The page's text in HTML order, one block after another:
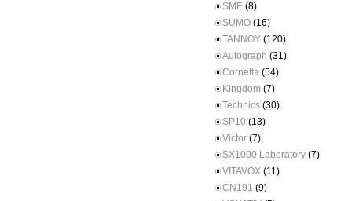
SME (8)
SUMO (16)
TANNOY (120)
Autograph (31)
Cornetta (54)
Kingdom (7)
Technics (30)
SP10 (13)
Victor (7)
SX1000 Laboratory (7)
VITAVOX (11)
CN191 (9)